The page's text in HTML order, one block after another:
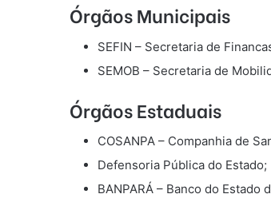
Órgãos Municipais
SEFIN – Secretaria de
SEMOB – Secretaria de
Órgãos Estaduais
COSANPA – Companhia de
Defensoria Pública do Estado;
BANPARÁ – Banco do Estado